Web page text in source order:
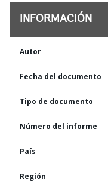
INFORMACIÓN
Autor
Fecha del documento
Tipo de documento
Número del informe
País
Región